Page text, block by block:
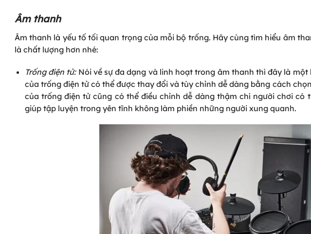
Âm thanh
Âm thanh là yếu tố tối quan trọng của mỗi bộ trống. Hãy cùng tìm hiểu âm
là chất lượng hơn nhé:
Trống điện tử: Nói về sự đa dạng và linh hoạt trong âm thanh thì đây là
của trống điện tử có thể được thay đổi và tùy chỉnh dễ dàng bằng cách
của trống điện tử cũng có thể điều chỉnh dễ dàng thậm chí người chơi có
giúp tập luyện trong yên tĩnh không làm phiền những người xung quanh.